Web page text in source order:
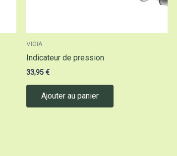
VIGIA
Indicateur de pression
33,95 €
Ajouter au panier